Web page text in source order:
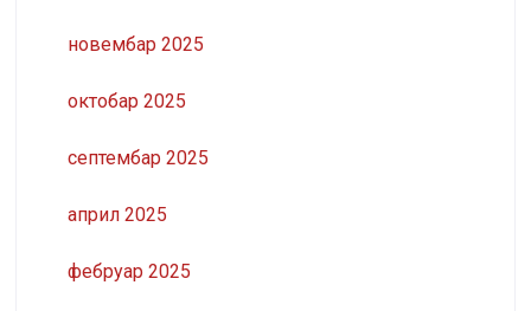
новембар 2025
октобар 2025
септембар 2025
април 2025
фебруар 2025